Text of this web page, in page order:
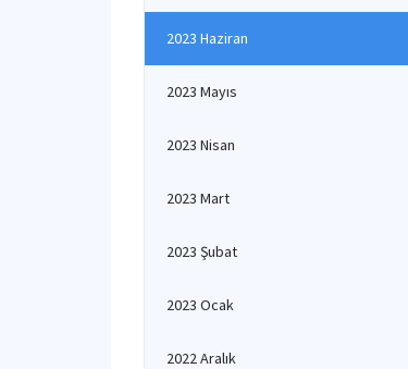
2023 Haziran
2023 Mayıs
2023 Nisan
2023 Mart
2023 Şubat
2023 Ocak
2022 Aralık